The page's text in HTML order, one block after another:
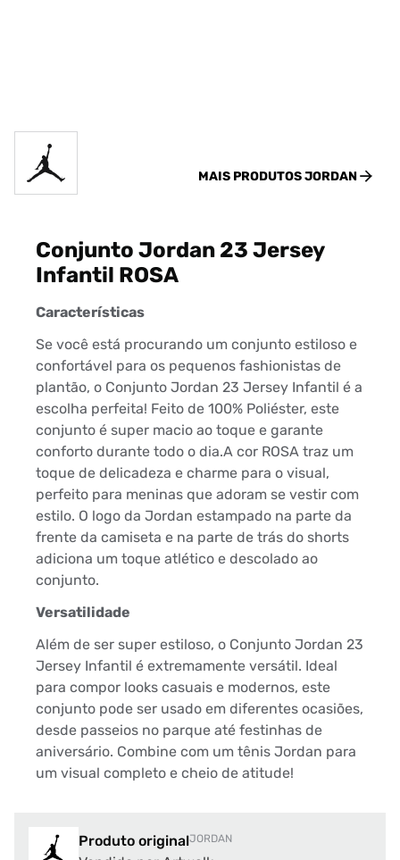
MAIS PRODUTOSJORDAN
Conjunto Jordan 23 Jersey
Infantil ROSA
Características
Se você está procurando um conjunto estiloso e
confortável para os pequenos fashionistas de
plantão, o Conjunto Jordan 23 Jersey Infantil é a
escolha perfeita! Feito de 100% Poliéster, este
conjunto é super macio ao toque e garante
conforto durante todo o dia.A cor ROSA traz um
toque de delicadeza e charme para o visual,
perfeito para meninas que adoram se vestir com
estilo. O logo da Jordan estampado na parte da
frente da camiseta e na parte de trás do shorts
adiciona um toque atlético e descolado ao
conjunto.
Versatilidade
Além de ser super estiloso, o Conjunto Jordan 23
Jersey Infantil é extremamente versátil. Ideal
para compor looks casuais e modernos, este
conjunto pode ser usado em diferentes ocasiões,
desde passeios no parque até festinhas de
aniversário. Combine com um tênis Jordan para
um visual completo e cheio de atitude!
Produto originalJORDAN